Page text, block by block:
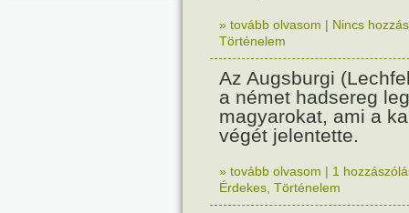
» tovább olvasom | Nincs
Történelem
Az Augsburgi
a német hadsereg
magyarokat, ami a
végét jelentette.
» tovább olvasom | 1
Érdekes Történelem